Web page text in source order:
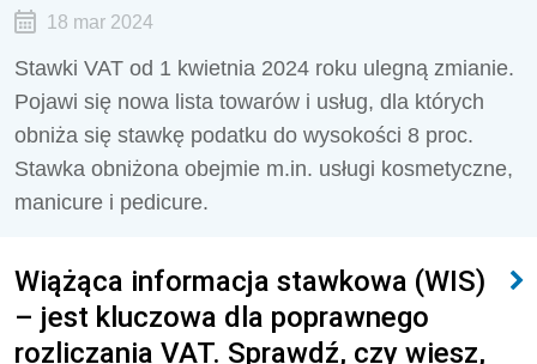
18 mar 2024
Stawki VAT od 1 kwietnia 2024 roku ulegną zmianie.
Pojawi się nowa lista towarów i usług, dla których
obniża się stawkę podatku do wysokości 8 proc.
Stawka obniżona obejmie m.in. usługi kosmetyczne,
manicure i pedicure.
Wiążąca informacja stawkowa (WIS)
– jest kluczowa dla poprawnego
rozliczania VAT. Sprawdź, czy wiesz,